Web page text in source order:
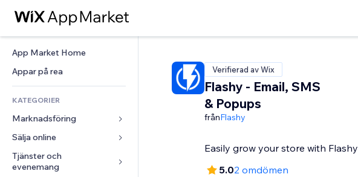
App Market Home
Appar på rea
KATEGORIER
Marknadsföring
Annonser
Mobil
Statistik
Sälja online
Appar för butiker
Frakt och leverans
Tjänster och
evenemang
Verifierad av Wix
Flashy - Email, SMS
& Popups
frånFlashy
Easily grow your store with Flashy
5.02 omdömen